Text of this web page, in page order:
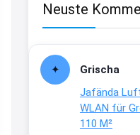
Neuste
Grischa
Jafända
WLAN für
110 M²
29.07
↩
Joachim
Ab